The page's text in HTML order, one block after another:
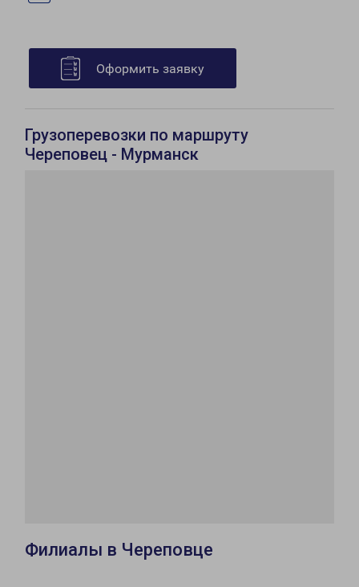
Оформить заявку
Грузоперевозки по маршруту
Череповец - Мурманск
Филиалы в Череповце